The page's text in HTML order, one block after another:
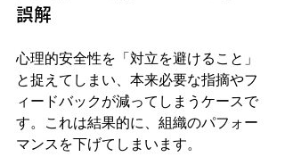
誤解
心理的安全性を「対立を避けること」
と捉えてしまい、本来必要な指摘やフ
ィードバックが減ってしまうケースで
す。これは結果的に、組織のパフォー
マンスを下げてしまいます。